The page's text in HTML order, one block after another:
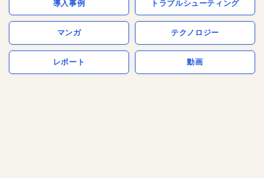
導入事例 トラブルシューティング
マンガ テクノロジー
レポート 動画